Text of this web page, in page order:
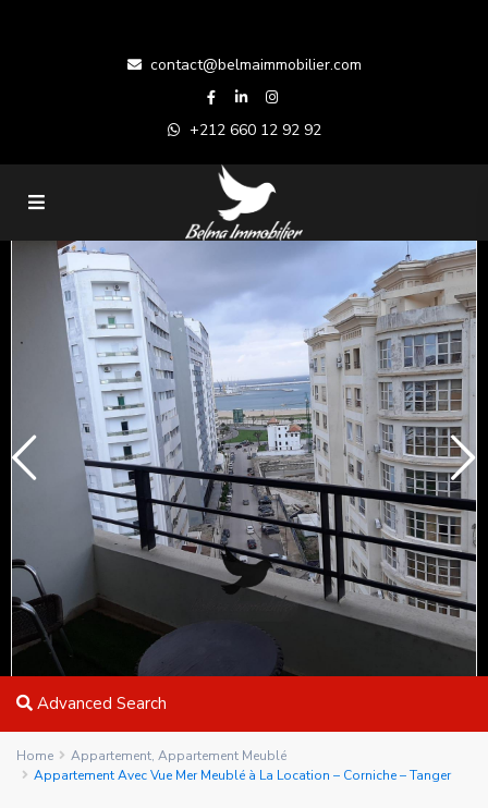
contact@belmaimmobilier.com
+212 660 12 92 92
Advanced Search
Home Appartement, Appartement Meublé
Appartement Avec Vue Mer Meublé à La Location – Corniche – Tanger